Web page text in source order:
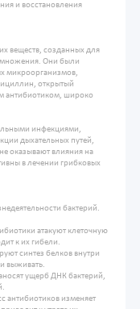
и восстановления
веществ, созданных для
Они были
микроорганизмов,
открытый
антибиотиком, широко
инфекциями,
дыхательных путей,
оказывают влияния на
в лечении грибковых
бактерий.
атакуют клеточную
к их гибели.
синтез белков внутри
выживать.
ущерб ДНК бактерий,
антибиотиков изменяет